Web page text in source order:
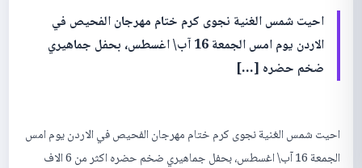
احيت شمس الغنية نجوى كرم ختام مهرجان الفحيص في
الاردن يوم امس الجمعة 16 آب\ اغسطس، بحفل جماهيري
ضخم حضره […]
احيت شمس الغنية نجوى كرم ختام مهرجان الفحيص في الاردن يوم امس
الجمعة 16 آب\ اغسطس، بحفل جماهيري ضخم حضره اكثر من 6 الاف